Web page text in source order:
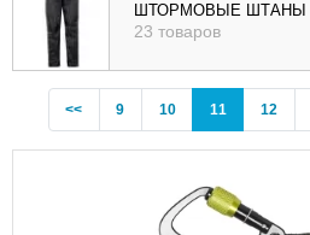
ШТОРМОВЫЕ ШТАНЫ
23 товаров
<<Previous
9 10 11 (current)
12